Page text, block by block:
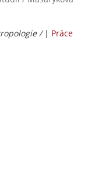
/ | Práce